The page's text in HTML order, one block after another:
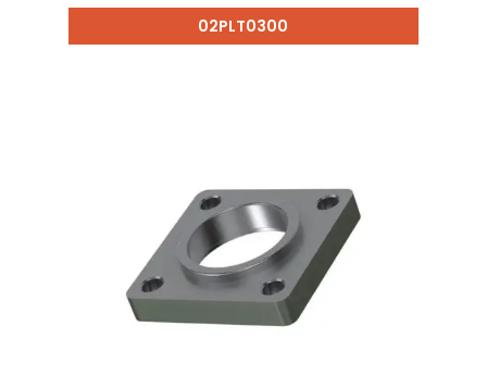
02PLT0300